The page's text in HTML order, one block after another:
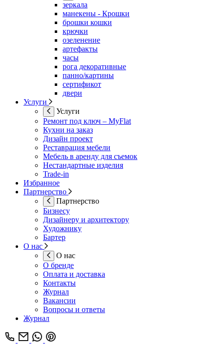
зеркала
манекены - Крошки
брошки кошки
крючки
озеленение
артефакты
часы
рога декоративные
панно/картины
сертификот
двери
Услуги
Услуги
Ремонт под ключ – MyFlat
Кухни на заказ
Дизайн проект
Реставрация мебели
Мебель в аренду для съемок
Нестандартные изделия
Trade-in
Избранное
Партнерство
Партнерство
Бизнесу
Дизайнеру и архитектору
Художнику
Бартер
О нас
О нас
О бренде
Оплата и доставка
Контакты
Журнал
Вакансии
Вопросы и ответы
Журнал